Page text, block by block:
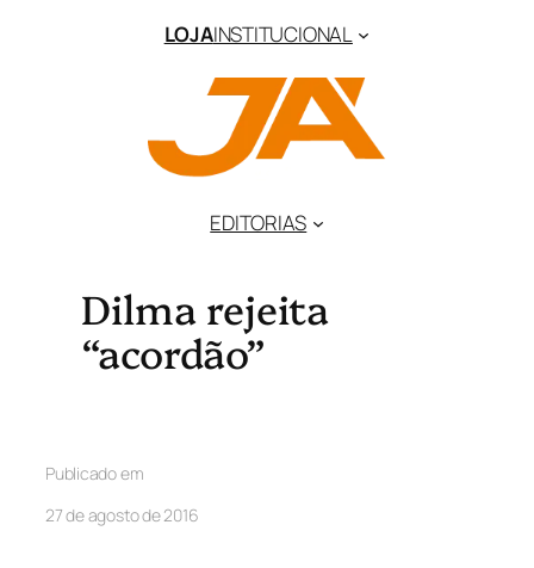
LOJAINSTITUCIONAL
EDITORIAS
Dilma rejeita
“acordão”
Publicado em
27 de agosto de 2016